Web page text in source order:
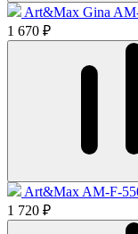
Art&Max Gina
1 670 ₽
Art&Max AM-F-
1 720 ₽